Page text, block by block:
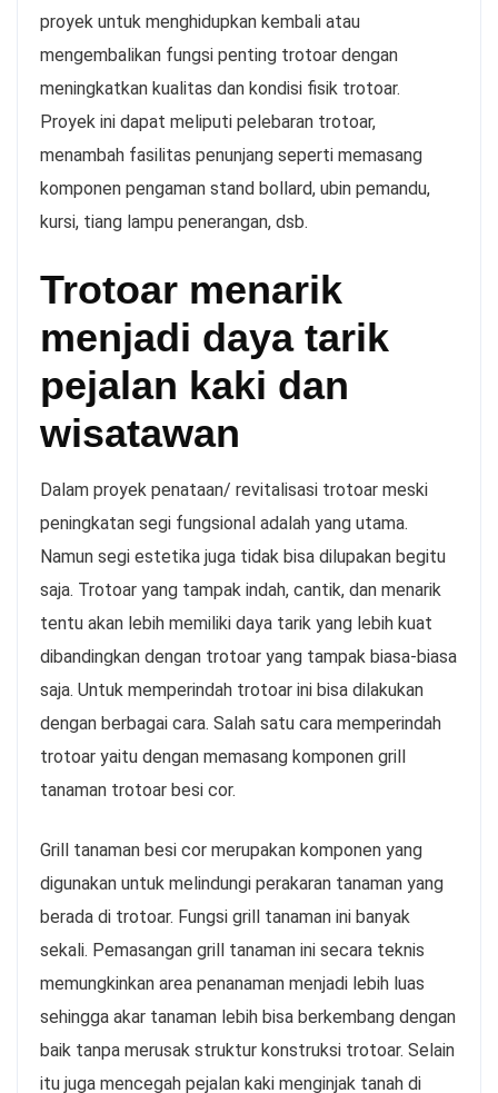
proyek untuk menghidupkan kembali atau
mengembalikan fungsi penting trotoar dengan
meningkatkan kualitas dan kondisi fisik trotoar.
Proyek ini dapat meliputi pelebaran trotoar,
menambah fasilitas penunjang seperti memasang
komponen pengaman stand bollard, ubin pemandu,
kursi, tiang lampu penerangan, dsb.
Trotoar menarik
menjadi daya tarik
pejalan kaki dan
wisatawan
Dalam proyek penataan/ revitalisasi trotoar meski
peningkatan segi fungsional adalah yang utama.
Namun segi estetika juga tidak bisa dilupakan begitu
saja. Trotoar yang tampak indah, cantik, dan menarik
tentu akan lebih memiliki daya tarik yang lebih kuat
dibandingkan dengan trotoar yang tampak biasa-biasa
saja. Untuk memperindah trotoar ini bisa dilakukan
dengan berbagai cara. Salah satu cara memperindah
trotoar yaitu dengan memasang komponen grill
tanaman trotoar besi cor.
Grill tanaman besi cor merupakan komponen yang
digunakan untuk melindungi perakaran tanaman yang
berada di trotoar. Fungsi grill tanaman ini banyak
sekali. Pemasangan grill tanaman ini secara teknis
memungkinkan area penanaman menjadi lebih luas
sehingga akar tanaman lebih bisa berkembang dengan
baik tanpa merusak struktur konstruksi trotoar. Selain
itu juga mencegah pejalan kaki menginjak tanah di